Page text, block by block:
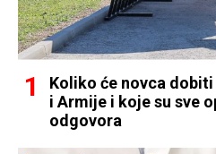
Koliko će novca
i Armije i koje su sve
odgovora